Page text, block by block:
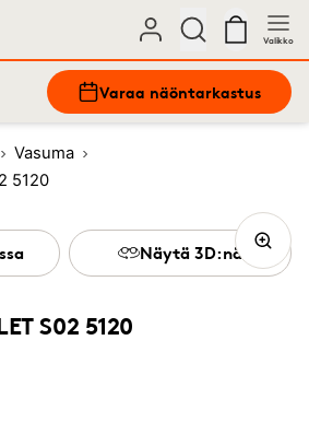
Valikko
Varaa näöntarkastus
Vasuma
5120
S02 5120
Näytä 3D:nä